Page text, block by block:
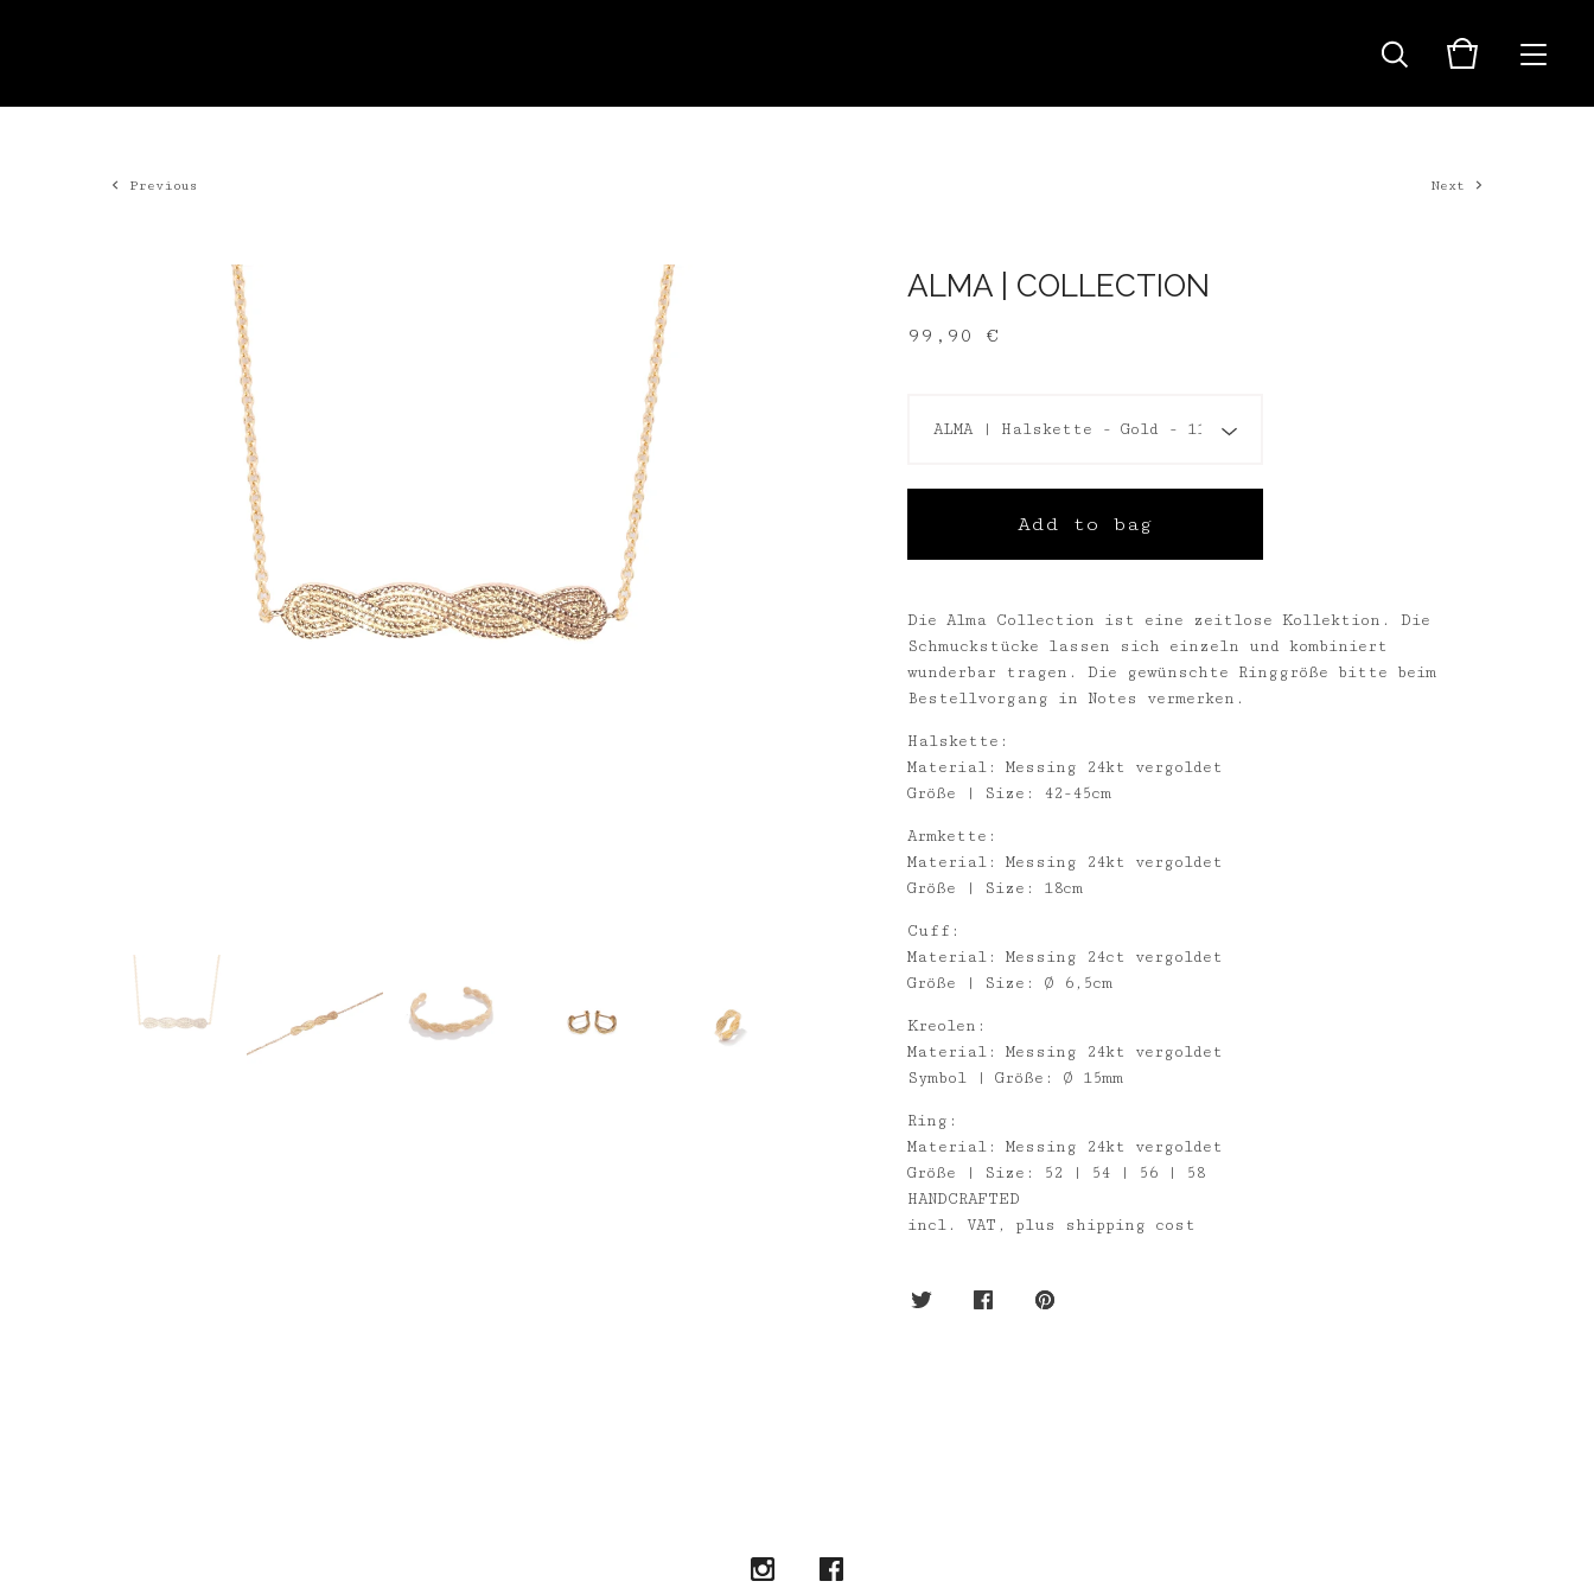
Previous Next
ALMA | COLLECTION
99,90 €
Add to bag
Die Alma Collection ist eine zeitlose Kollektion. Die
Schmuckstücke lassen sich einzeln und kombiniert
wunderbar tragen. Die gewünschte Ringgröße bitte beim
Bestellvorgang in Notes vermerken.
Halskette:
Material: Messing 24kt vergoldet
Größe | Size: 42-45cm
Armkette:
Material: Messing 24kt vergoldet
Größe | Size: 18cm
Cuff:
Material: Messing 24ct vergoldet
Größe | Size: Ø 6,5cm
Kreolen:
Material: Messing 24kt vergoldet
Symbol | Größe: Ø 15mm
Ring:
Material: Messing 24kt vergoldet
Größe | Size: 52 | 54 | 56 | 58
HANDCRAFTED
incl. VAT, plus shipping cost